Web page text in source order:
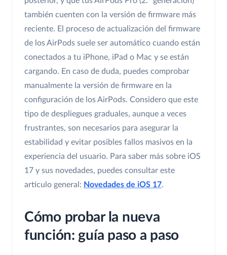
también cuenten con la versión de firmware más
reciente. El proceso de actualización del firmware
de los AirPods suele ser automático cuando están
conectados a tu iPhone, iPad o Mac y se están
cargando. En caso de duda, puedes comprobar
manualmente la versión de firmware en la
configuración de los AirPods. Considero que este
tipo de despliegues graduales, aunque a veces
frustrantes, son necesarios para asegurar la
estabilidad y evitar posibles fallos masivos en la
experiencia del usuario. Para saber más sobre iOS
17 y sus novedades, puedes consultar este
artículo general: Novedades de iOS 17.
Cómo probar la nueva
función: guía paso a paso